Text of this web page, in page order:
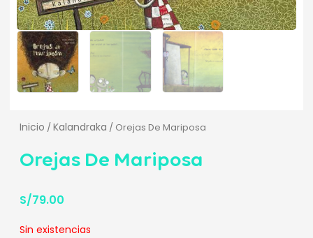
Inicio /Kalandraka / Orejas De Mariposa
Orejas De Mariposa
S/79.00
Sin existencias